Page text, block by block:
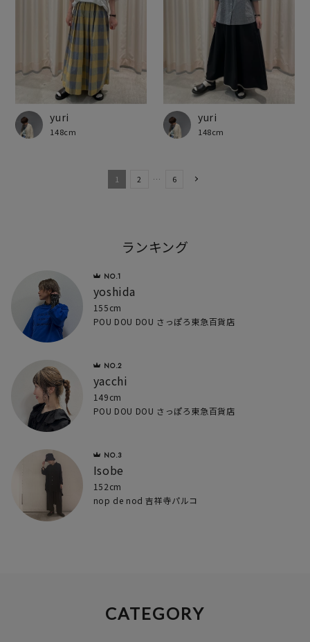
yuri
148cm
yuri
148cm
1 2 … 6
ランキング
yoshida
155cm
POU DOU DOU さっぽろ東急百貨店
yacchi
149cm
POU DOU DOU さっぽろ東急百貨店
Isobe
152cm
nop de nod 吉祥寺パルコ
CATEGORY